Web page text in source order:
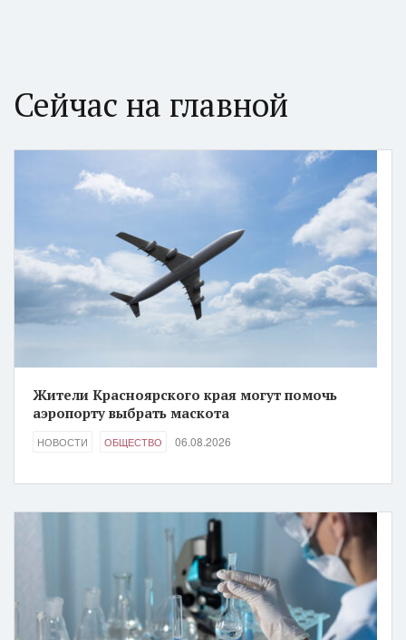
Сейчас на главной
Жители Красноярского края могут помочь
аэропорту выбрать маскота
НОВОСТИ ОБЩЕСТВО 06.08.2026